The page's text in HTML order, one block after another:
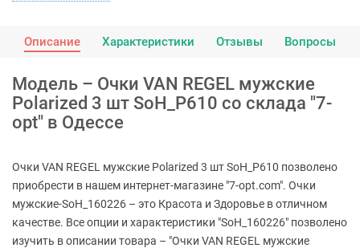
Описание Характеристики Отзывы Вопросы
Модель – Очки VAN REGEL мужские
Polarized 3 шт SoH_P610 со склада "7-
opt" в Одессе
Очки VAN REGEL мужские Polarized 3 шт SoH_P610 позволено
приобрести в нашем интернет-магазине "7-opt.com". Очки
мужские-SoH_160226 – это Красота и Здоровье в отличном
качестве. Все опции и характеристики "SoH_160226" позволено
изучить в описании товара – "Очки VAN REGEL мужские